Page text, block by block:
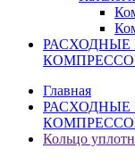
Главная
Кольцо